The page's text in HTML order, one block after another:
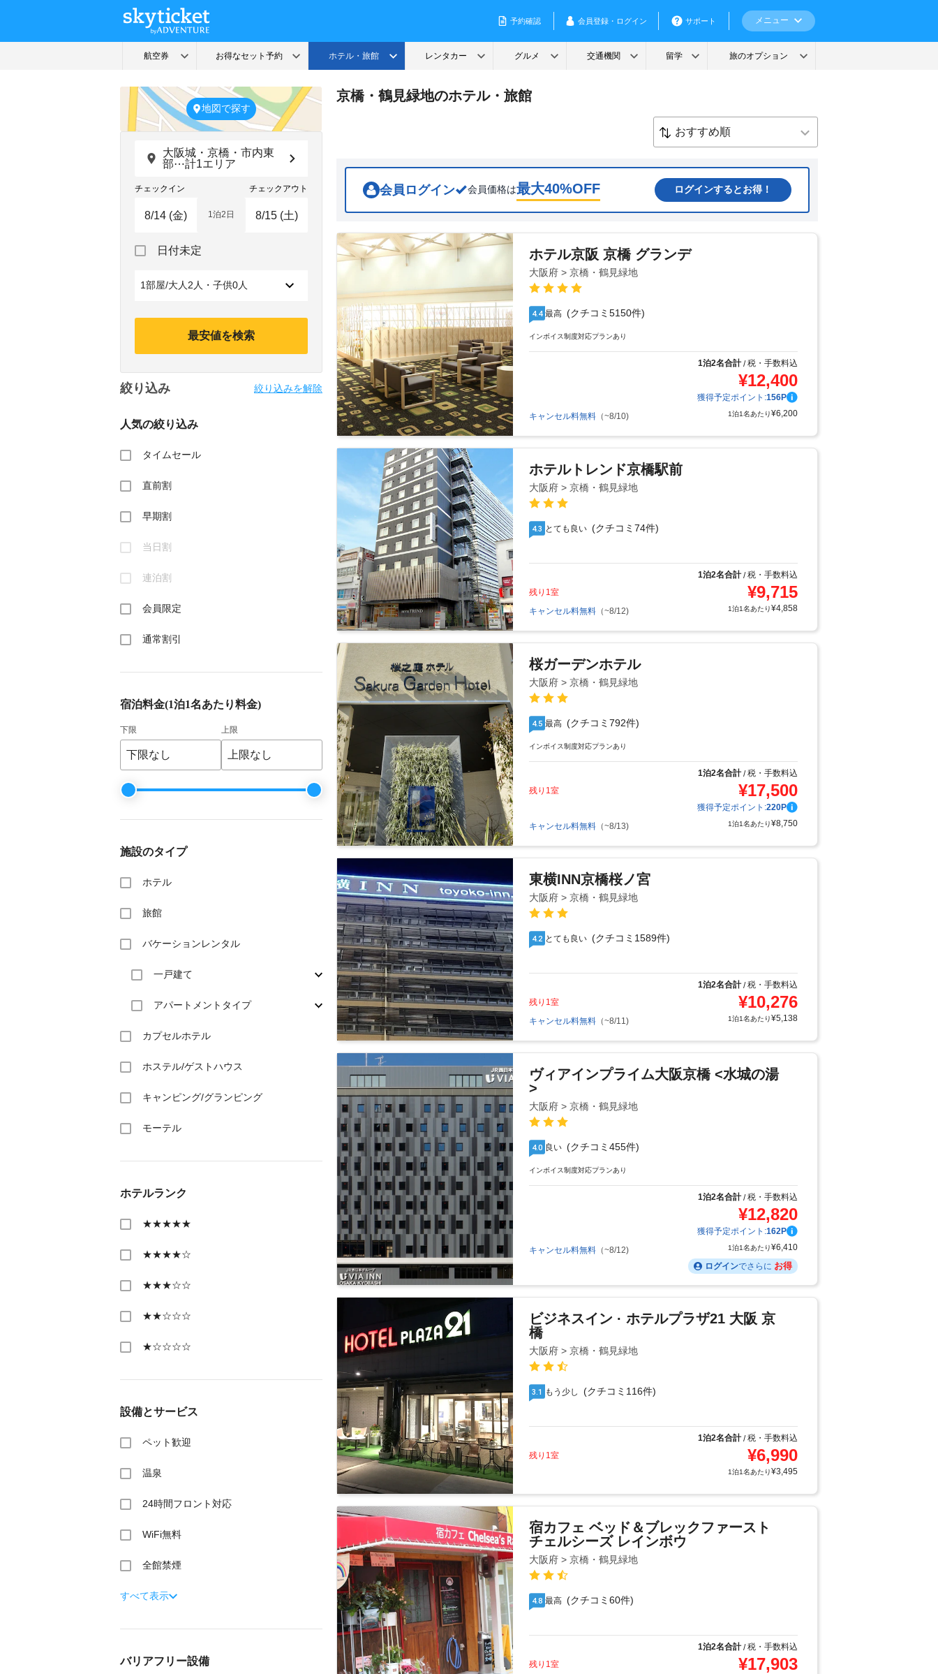
地図で探す
大阪城・京橋・市内東
部⋯計1エリア
チェックイン チェックアウト
forward
with
a
Press
the
key
get
shortcuts
changing
1泊2日
with
select
Press
the
日付未定
1部屋/大人2人・子供0人
最安値を検索
絞り込み 絞り込みを解除
人気の絞り込み
タイムセール
直前割
早期割
当日割
連泊割
会員限定
通常割引
宿泊料金(1泊1名あたり料金)
下限 上限
施設のタイプ
ホテル
旅館
バケーションレンタル
一戸建て
アパートメントタイプ
カプセルホテル
ホステル/ゲストハウス
キャンピング/グランピング
モーテル
ホテルランク
★★★★★
★★★★☆
★★★☆☆
★★☆☆☆
★☆☆☆☆
設備とサービス
ペット歓迎
温泉
24時間フロント対応
WiFi無料
全館禁煙
すべて表示
バリアフリー設備
京橋・鶴見緑地のホテル・旅館
会員ログイン 会員価格は最大40%OFF ログインするとお得！
ホテル京阪 京橋 グランデ
大阪府 > 京橋・鶴見緑地
4.4 最高 (クチコミ5150件)
インボイス制度対応プランあり
1泊2名合計/税・手数料込
¥12,400
獲得予定ポイント:156P
キャンセル料無料 （~8/10) 1泊1名あたり¥6,200
ホテルトレンド京橋駅前
大阪府 > 京橋・鶴見緑地
4.3 とても良い (クチコミ74件)
1泊2名合計/税・手数料込
残り1室
¥9,715
キャンセル料無料 （~8/12) 1泊1名あたり¥4,858
桜ガーデンホテル
大阪府 > 京橋・鶴見緑地
4.5 最高 (クチコミ792件)
インボイス制度対応プランあり
1泊2名合計/税・手数料込
残り1室
¥17,500
獲得予定ポイント:220P
キャンセル料無料 （~8/13) 1泊1名あたり¥8,750
東横INN京橋桜ノ宮
大阪府 > 京橋・鶴見緑地
4.2 とても良い (クチコミ1589件)
1泊2名合計/税・手数料込
残り1室
¥10,276
キャンセル料無料 （~8/11) 1泊1名あたり¥5,138
ヴィアインプライム大阪京橋 <水城の湯
>
大阪府 > 京橋・鶴見緑地
4.0 良い (クチコミ455件)
インボイス制度対応プランあり
1泊2名合計/税・手数料込
¥12,820
獲得予定ポイント:162P
キャンセル料無料 （~8/12) 1泊1名あたり¥6,410
ログインでさらに お得
ビジネスイン · ホテルプラザ21 大阪 京
橋
大阪府 > 京橋・鶴見緑地
3.1 もう少し (クチコミ116件)
1泊2名合計/税・手数料込
残り1室
¥6,990
1泊1名あたり¥3,495
宿カフェ ベッド＆ブレックファースト
チェルシーズ レインボウ
大阪府 > 京橋・鶴見緑地
4.8 最高 (クチコミ60件)
1泊2名合計/税・手数料込
残り1室
¥17,903